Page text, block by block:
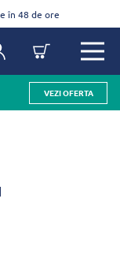
în 48 de ore
VEZI OFERTA